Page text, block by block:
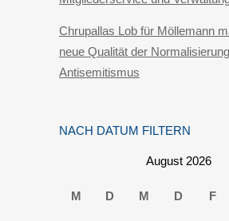
Chrupallas Lob für Möllemann
neue Qualität der
Antisemitismus
NACH DATUM FILTERN
August 2026
M D M D F